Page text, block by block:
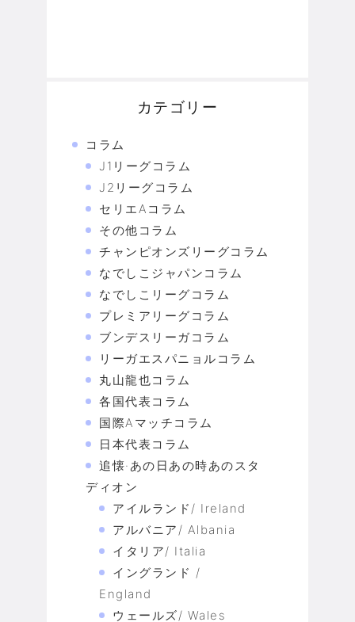
カテゴリー
コラム
J1リーグコラム
J2リーグコラム
セリエAコラム
その他コラム
チャンピオンズリーグコラム
なでしこジャパンコラム
なでしこリーグコラム
プレミアリーグコラム
ブンデスリーガコラム
リーガエスパニョルコラム
丸山龍也コラム
各国代表コラム
国際Aマッチコラム
日本代表コラム
追懐·あの日あの時あのスタ
ディオン
アイルランド/ Ireland
アルバニア/ Albania
イタリア/ Italia
イングランド /
England
ウェールズ/ Wales